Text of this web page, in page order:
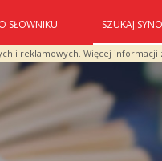
i reklamowych. Więcej informacji
O SŁOWNIKU SZUKAJ